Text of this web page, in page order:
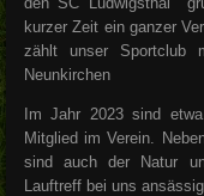
kurzer Zeit ein ganzer
zählt unser Sportclub
Neunkirchen
Im Jahr 2023 sind
Mitglied im Verein.
sind auch der Natur
Lauftreff bei uns ansässig